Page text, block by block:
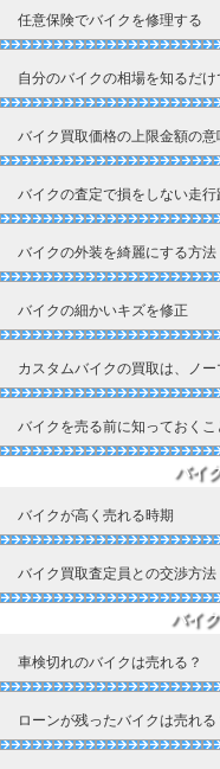
任意保険でバイクを修理する
自分のバイクの相場を知るだ
バイク買取価格の上限金額の意
バイクの査定で損をしない走行
バイクの外装を綺麗にする方法
バイクの細かいキズを修正
カスタムバイクの買取は、ノ
バイクを売る前に知っておくこ
バイ
バイクが高く売れる時期
バイク買取査定員との交渉方法
バイ
車検切れのバイクは売れる？
ローンが残ったバイクは売れる